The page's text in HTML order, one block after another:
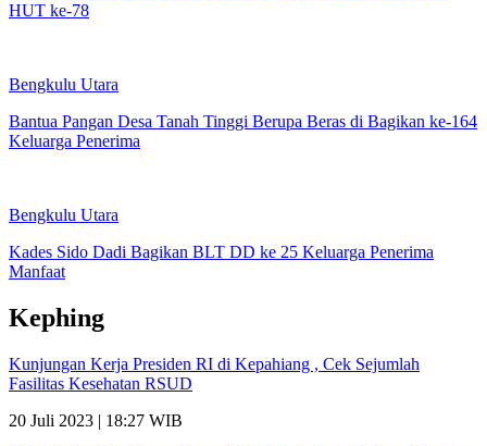
HUT ke-78
Bengkulu Utara
Bantua Pangan Desa Tanah Tinggi Berupa Beras di Bagikan ke-164
Keluarga Penerima
Bengkulu Utara
Kades Sido Dadi Bagikan BLT DD ke 25 Keluarga Penerima
Manfaat
Kephing
Kunjungan Kerja Presiden RI di Kepahiang , Cek Sejumlah
Fasilitas Kesehatan RSUD
20 Juli 2023 | 18:27 WIB